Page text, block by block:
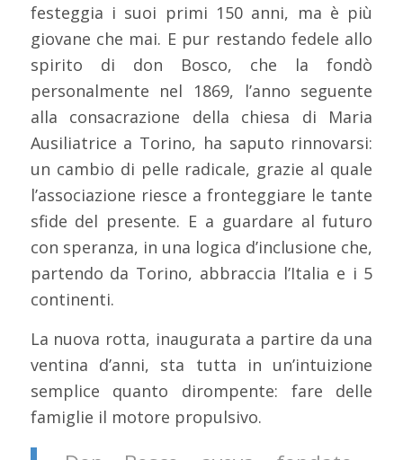
festeggia i suoi primi 150 anni, ma è più
giovane che mai. E pur restando fedele allo
spirito di don Bosco, che la fondò
personalmente nel 1869, l’anno seguente
alla consacrazione della chiesa di Maria
Ausiliatrice a Torino, ha saputo rinnovarsi:
un cambio di pelle radicale, grazie al quale
l’associazione riesce a fronteggiare le tante
sfide del presente. E a guardare al futuro
con speranza, in una logica d’inclusione che,
partendo da Torino, abbraccia l’Italia e i 5
continenti.
La nuova rotta, inaugurata a partire da una
ventina d’anni, sta tutta in un’intuizione
semplice quanto dirompente: fare delle
famiglie il motore propulsivo.